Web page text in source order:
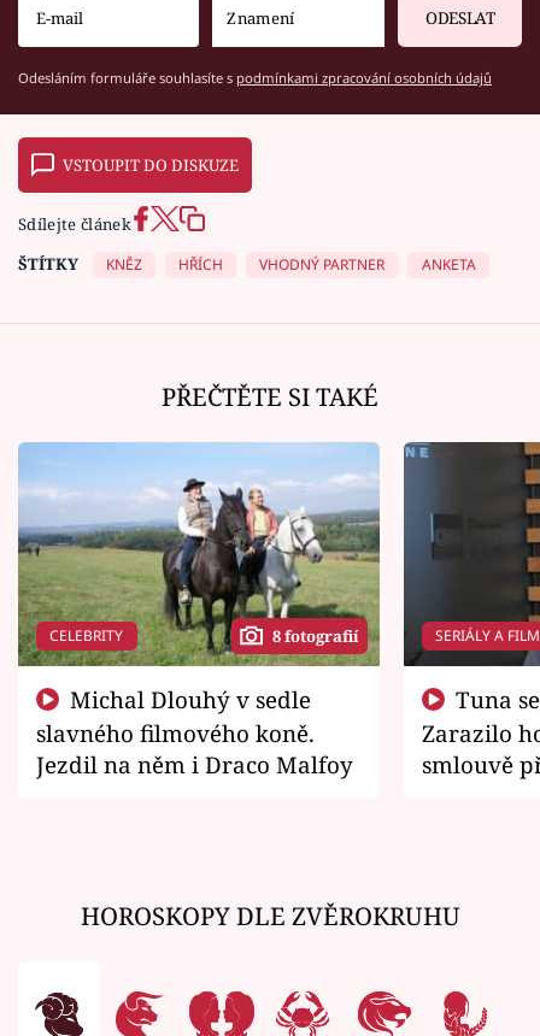
ODESLAT
Odesláním formuláře souhlasíte s podmínkami zpracování osobních údajů
VSTOUPIT DO DISKUZE
Sdílejte článek
ŠTÍTKY
KNĚZ HŘÍCH VHODNÝ PARTNER ANKETA
PŘEČTĚTE SI TAKÉ
CELEBRITY 8 fotografií
slavného filmového koně.
Jezdil na něm i Draco Malfoy
SERIÁLY A
Zarazilo
smlouvě
HOROSKOPY DLE ZVĚROKRUHU